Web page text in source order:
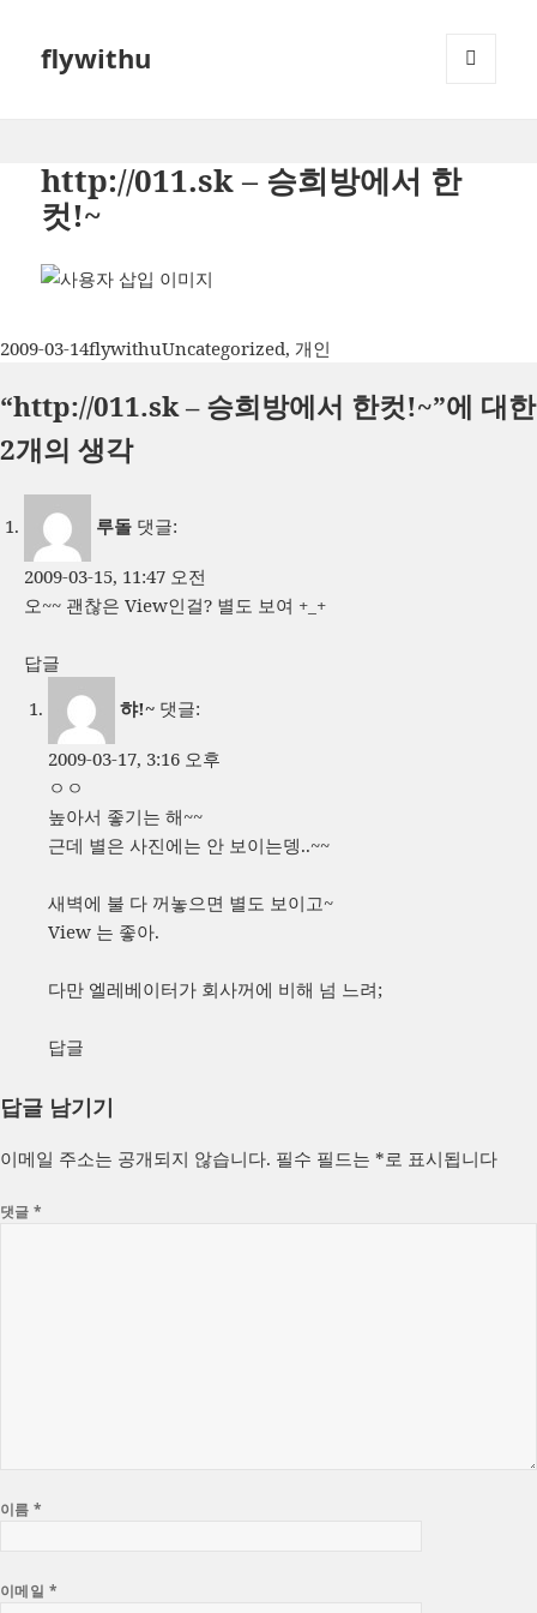
flywithu
http://011.sk – 승희방에서 한
컷!~
작
일
2009-03-14글
이
flywithu카
고
Uncategorized, 개인
“http://011.sk – 승희방에서 한컷!~”에 대한
2개의 생각
루돌 댓글:
2009-03-15, 11:47 오전
오~~ 괜찮은 View인걸? 별도 보여 +_+
답글
햐!~ 댓글:
2009-03-17, 3:16 오후
ㅇㅇ
높아서 좋기는 해~~
근데 별은 사진에는 안 보이는뎅..~~
새벽에 불 다 꺼놓으면 별도 보이고~
View 는 좋아.
다만 엘레베이터가 회사꺼에 비해 넘 느려;
답글
답글 남기기
이메일 주소는 공개되지 않습니다. 필수 필드는 *로 표시됩니다
댓글*
이름*
이메일 *